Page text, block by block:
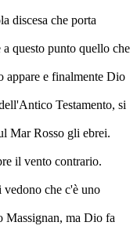
discesa che porta
questo punto quello che
appare e finalmente Dio
Testamento, si
Mar Rosso gli ebrei.
il vento contrario.
che c'è uno
Massignan, ma Dio fa